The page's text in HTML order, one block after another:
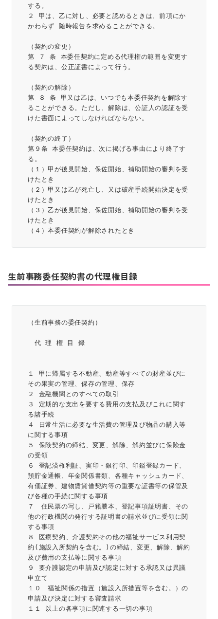
する。
２ 甲は、乙に対し、必要と認めるときは、前項にか
かわらず 随時報告を求めることができる。
（契約の変更）
第 ７ 条 本委任契約に定める代理権の範囲を変更す
る契約は、公正証書によって行う。
（契約の解除）
第 ８ 条 甲又は乙は、いつでも本委任契約を解除す
ることができる。ただし、解除は、公証人の認証を受
けた書面によってしなければならない。
（契約の終了）
第９条 本委任契約は、次に掲げる事由により終了す
る。
（１）甲が後見開始、保佐開始、補助開始の審判を受
けたとき
（２）甲又は乙が死亡し、又は破産手続開始決定を受
けたとき
（３）乙が後見開始、保佐開始、補助開始の審判を受
けたとき
（４）本委任契約が解除されたとき
生前事務委任契約書の代理権目録
（生前事務の委任契約）
代 理 権 目 録
１ 甲に帰属する不動産、動産等すべての財産並びに
その果実の管理、保存の管理、保存
２ 金融機関とのすべての取引
３ 定期的な支出を要する費用の支払及びこれに関す
る諸手続
４ 日常生活に必要な生活費の管理及び物品の購入等
に関する事項
５ 保険契約の締結、変更、解除、解約並びに保険金
の受領
６ 登記済権利証、実印・銀行印、印鑑登録カード、
預貯金通帳、年金関係書類、各種キャッシュカード、
有価証券、建物賃貸借契約等の重要な証書等の保管及
び各種の手続に関する事項
７　住民票の写し、戸籍謄本、登記事項証明書、その
他の行政機関の発行する証明書の請求並びに受領に関
する事項
８ 医療契約、介護契約その他の福祉サービス利用契
約(施設入所契約を含む。)の締結、変更、解除、解約
及び費用の支払等に関する事項
９ 要介護認定の申請及び認定に対する承認又は異議
申立て
１０　福祉関係の措置（施設入所措置等を含む。）の
申請及び決定に対する審査請求
１１ 以上の各事項に関連する一切の事項